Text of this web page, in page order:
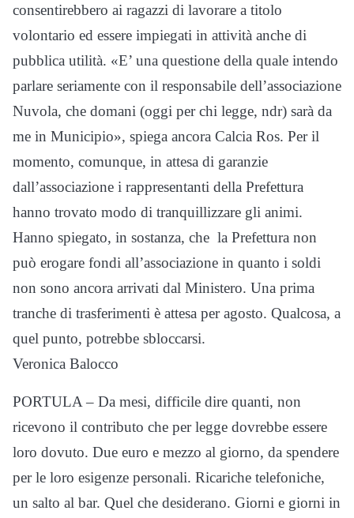
consentirebbero ai ragazzi di lavorare a titolo
volontario ed essere impiegati in attività anche di
pubblica utilità. «E’ una questione della quale intendo
parlare seriamente con il responsabile dell’associazione
Nuvola, che domani (oggi per chi legge, ndr) sarà da
me in Municipio», spiega ancora Calcia Ros. Per il
momento, comunque, in attesa di garanzie
dall’associazione i rappresentanti della Prefettura
hanno trovato modo di tranquillizzare gli animi.
Hanno spiegato, in sostanza, che la Prefettura non
può erogare fondi all’associazione in quanto i soldi
non sono ancora arrivati dal Ministero. Una prima
tranche di trasferimenti è attesa per agosto. Qualcosa, a
quel punto, potrebbe sbloccarsi.
Veronica Balocco
PORTULA – Da mesi, difficile dire quanti, non
ricevono il contributo che per legge dovrebbe essere
loro dovuto. Due euro e mezzo al giorno, da spendere
per le loro esigenze personali. Ricariche telefoniche,
un salto al bar. Quel che desiderano. Giorni e giorni in